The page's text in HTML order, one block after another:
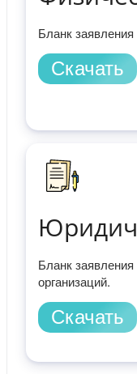
Бланк
Скачать
Бланк
организаций.
Скачать